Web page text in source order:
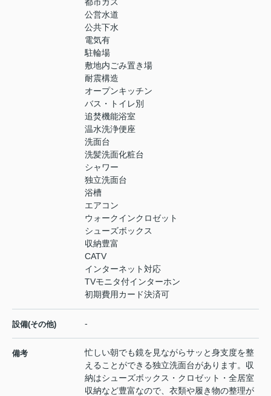
公営水道
公共下水
電気有
駐輪場
敷地内ごみ置き場
耐震構造
オープンキッチン
バス・トイレ別
追焚機能浴室
温水洗浄便座
洗面台
洗髪洗面化粧台
シャワー
独立洗面台
浴槽
エアコン
ウォークインクロゼット
シューズボックス
収納豊富
CATV
インターネット対応
TVモニタ付インターホン
初期費用カード決済可
設備(その他) -
備考
忙しい朝でも鏡を見ながらサッと身支度を整
えることができる独立洗面台があります。収
納はシューズボックス・クロゼット・全居室
収納など豊富なので、衣類や履き物の整理が